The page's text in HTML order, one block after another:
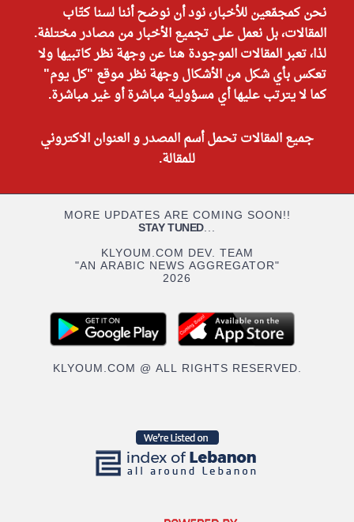
نحن كمجمّعين للأخبار، نود أن نوضح أننا لسنا كتّاب
المقالات، بل نعمل على تجميع الأخبار من مصادر مختلفة.
لذا، تعبر المقالات الموجودة هنا عن وجهة نظر كاتبيها ولا
تعكس بأي شكل من الأشكال وجهة نظر موقع "كل يوم"
كما لا يترتب عليها أي مسؤولية مباشرة أو غير مباشرة.
جميع المقالات تحمل أسم المصدر و العنوان الاكتروني
للمقالة.
MORE UPDATES ARE COMING SOON!!
STAY TUNED...
KLYOUM.COM DEV. TEAM
"AN ARABIC NEWS AGGREGATOR"
2026
KLYOUM.COM @ ALL RIGHTS RESERVED.